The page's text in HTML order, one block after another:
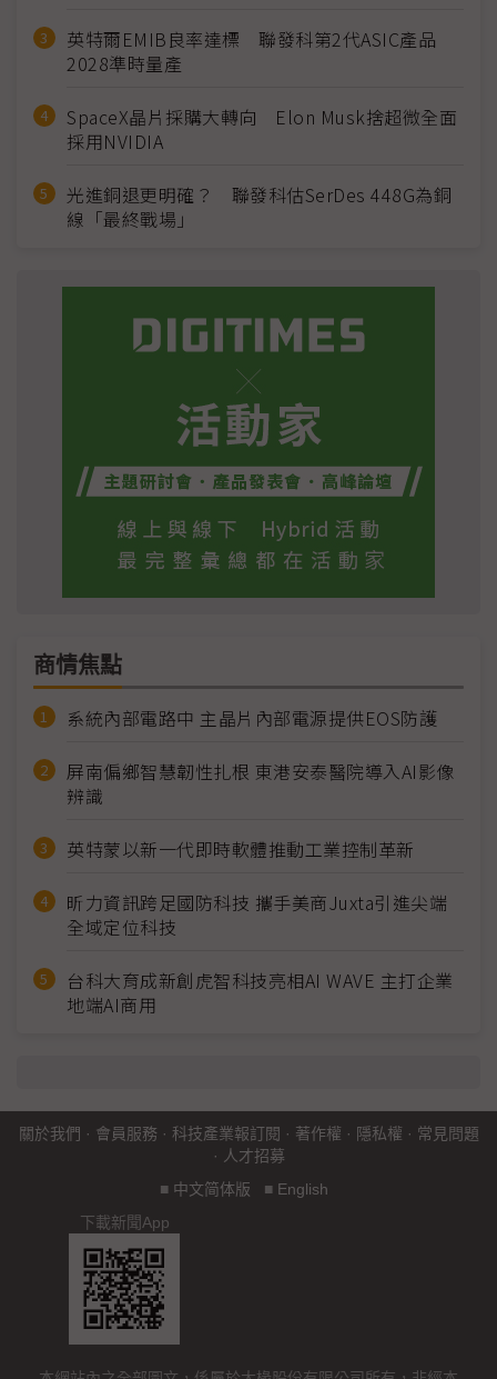
英特爾EMIB良率達標 聯發科第2代ASIC產品
2028準時量產
SpaceX晶片採購大轉向 Elon Musk捨超微全面
採用NVIDIA
光進銅退更明確？ 聯發科估SerDes 448G為銅
線「最終戰場」
商情焦點
系統內部電路中 主晶片內部電源提供EOS防護
屏南偏鄉智慧韌性扎根 東港安泰醫院導入AI影像
辨識
英特蒙以新一代即時軟體推動工業控制革新
昕力資訊跨足國防科技 攜手美商Juxta引進尖端
全域定位科技
台科大育成新創虎智科技亮相AI WAVE 主打企業
地端AI商用
關於我們 · 會員服務 · 科技產業報訂閱 · 著作權 · 隱私權 · 常見問題
· 人才招募
■ 中文简体版 ■ English
下載新聞App